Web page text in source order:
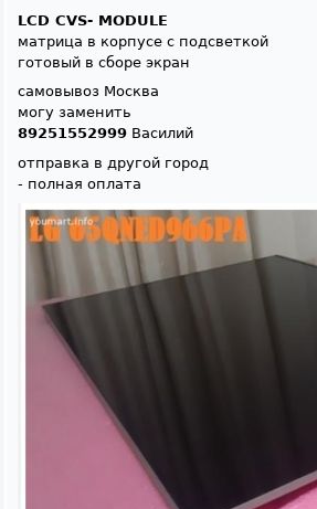
LCD CVS- MODULE
матрица в корпусе с подсветкой
готовый в сборе экран
самовывоз Москва
могу заменить
89251552999 Василий
отправка в другой город
- полная оплата